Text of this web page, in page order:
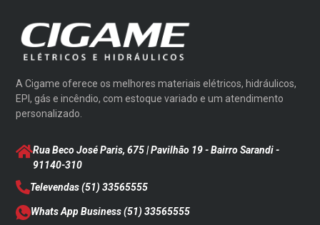
A Cigame oferece os melhores materiais elétricos, hidráulicos,
EPI, gás e incêndio, com estoque variado e um atendimento
personalizado.
Rua Beco José Paris, 675 | Pavilhão 19 - Bairro Sarandi-
91140-310
Televendas(51) 33565555
Whats App Business(51) 33565555